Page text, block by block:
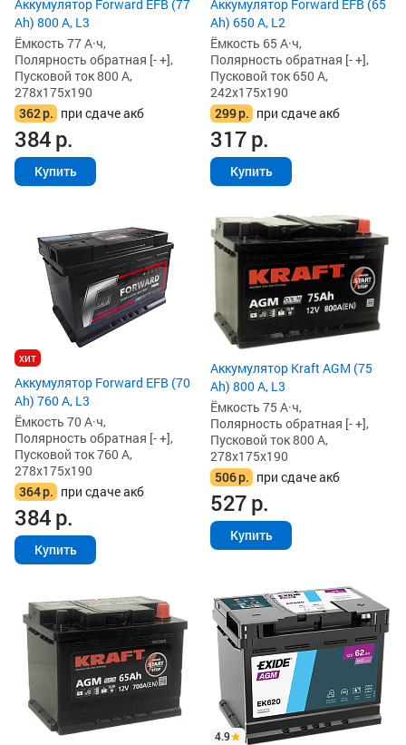
Аккумулятор Forward EFB (77
Ah) 800 А, L3
Ёмкость 77 А·ч,
Полярность обратная [- +],
Пусковой ток 800 А,
278x175x190
362р. при сдаче акб
384р.
Купить
Аккумулятор Forward EFB (65
Ah) 650 А, L2
Ёмкость 65 А·ч,
Полярность обратная [- +],
Пусковой ток 650 А,
242x175x190
299р. при сдаче акб
317р.
Купить
хит
Аккумулятор Forward EFB (70
Ah) 760 А, L3
Ёмкость 70 А·ч,
Полярность обратная [- +],
Пусковой ток 760 А,
278x175x190
364р. при сдаче акб
384р.
Купить
Аккумулятор Kraft AGM (75
Ah) 800 А, L3
Ёмкость 75 А·ч,
Полярность обратная [- +],
Пусковой ток 800 А,
278x175x190
506р. при сдаче акб
527р.
Купить
4.9